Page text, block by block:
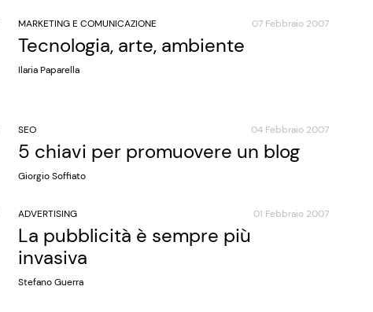
MARKETING E COMUNICAZIONE 07 Febbraio 2007
Tecnologia, arte, ambiente
Ilaria Paparella
SEO 04 Febbraio 2007
5 chiavi per promuovere un blog
Giorgio Soffiato
ADVERTISING 01 Febbraio 2007
La pubblicità è sempre più
invasiva
Stefano Guerra